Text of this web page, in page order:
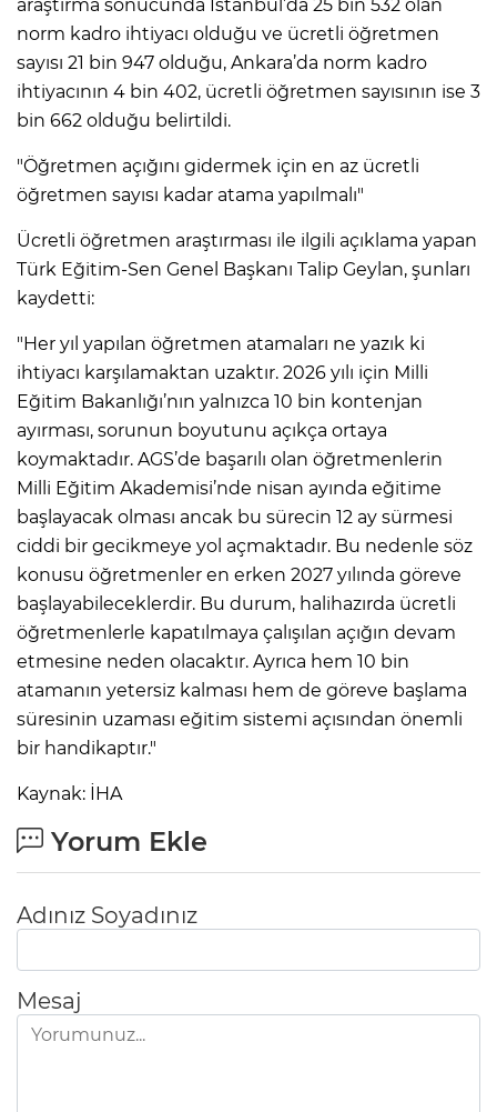
araştırma sonucunda İstanbul’da 25 bin 532 olan
norm kadro ihtiyacı olduğu ve ücretli öğretmen
sayısı 21 bin 947 olduğu, Ankara’da norm kadro
ihtiyacının 4 bin 402, ücretli öğretmen sayısının ise 3
bin 662 olduğu belirtildi.
"Öğretmen açığını gidermek için en az ücretli
öğretmen sayısı kadar atama yapılmalı"
Ücretli öğretmen araştırması ile ilgili açıklama yapan
Türk Eğitim-Sen Genel Başkanı Talip Geylan, şunları
kaydetti:
"Her yıl yapılan öğretmen atamaları ne yazık ki
ihtiyacı karşılamaktan uzaktır. 2026 yılı için Milli
Eğitim Bakanlığı’nın yalnızca 10 bin kontenjan
ayırması, sorunun boyutunu açıkça ortaya
koymaktadır. AGS’de başarılı olan öğretmenlerin
Milli Eğitim Akademisi’nde nisan ayında eğitime
başlayacak olması ancak bu sürecin 12 ay sürmesi
ciddi bir gecikmeye yol açmaktadır. Bu nedenle söz
konusu öğretmenler en erken 2027 yılında göreve
başlayabileceklerdir. Bu durum, halihazırda ücretli
öğretmenlerle kapatılmaya çalışılan açığın devam
etmesine neden olacaktır. Ayrıca hem 10 bin
atamanın yetersiz kalması hem de göreve başlama
süresinin uzaması eğitim sistemi açısından önemli
bir handikaptır."
Kaynak: İHA
Yorum Ekle
Adınız Soyadınız
Mesaj